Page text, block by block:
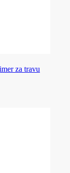
za travu